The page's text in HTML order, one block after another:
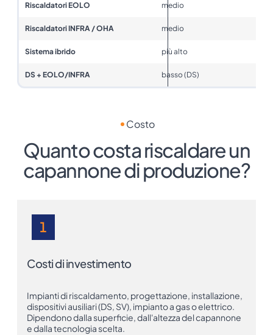
Riscaldatori EOLO medio
Riscaldatori INFRA / OHA medio
Sistema ibrido più alto
DS + EOLO/INFRA basso (DS)
Costo
Quanto costa riscaldare un
capannone di produzione?
Costi di investimento
Impianti di riscaldamento, progettazione, installazione,
dispositivi ausiliari (DS, SV), impianto a gas o elettrico.
Dipendono dalla superficie, dall'altezza del capannone
e dalla tecnologia scelta.